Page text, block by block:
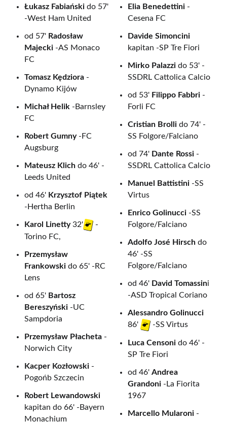
Łukasz Fabiański do 57'
-West Ham United
od 57' Radosław
Majecki -AS Monaco
FC
Tomasz Kędziora -
Dynamo Kijów
Michał Helik -Barnsley
FC
Robert Gumny-FC
Augsburg
Mateusz Klich do 46' -
Leeds United
od 46' Krzysztof Piątek
-Hertha Berlin
Karol Linetty32'
-
Torino FC,
Przemysław
Frankowski do 65' -RC
Lens
od 65' Bartosz
Bereszyński -UC
Sampdoria
Przemysław Płacheta -
Norwich City
Kacper Kozłowski -
Pogońb Szczecin
Robert Lewandowski
kapitan do 66' -Bayern
Monachium
Elia Benedettini -
Cesena FC
Davide Simoncini
kapitan -SP Tre Fiori
Mirko Palazzi do 53' -
SSDRL Cattolica Calcio
od 53' Filippo Fabbri -
Forli FC
Cristian Brolli do 74' -
SS Folgore/Falciano
od 74' Dante Rossi -
SSDRL Cattolica Calcio
Manuel Battistini -SS
Virtus
Enrico Golinucci -SS
Folgore/Falciano
Adolfo José Hirsch do
46' -SS
Folgore/Falciano
od 46' David Tomassini
-ASD Tropical Coriano
Alessandro Golinucci
86'
-SS Virtus
Luca Censoni do 46' -
SP Tre Fiori
od 46' Andrea
Grandoni -La Fiorita
1967
Marcello Mularoni -